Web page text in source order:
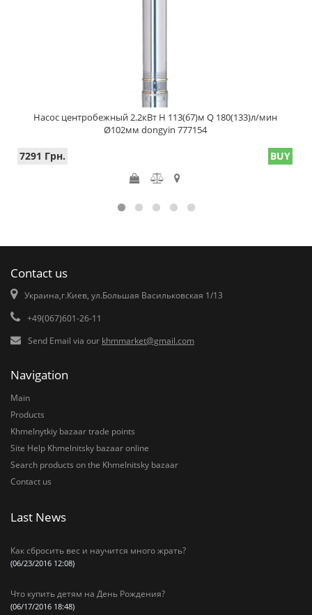
Насос центробежный 2.2кВт H 113(67)м Q 180(133)л/мин
Ø102мм dongyin 777154
7291 Грн. BUY
Contact us
Украина,г.Киев, ул.Большая Васильковская 1/13
+49(067)601-26-11
Send Email via our khmmarket@gmail.com
Navigation
Main
Products
Khmelnytkiy bazaar trade points
Site Help Khmelnitsky bazaar online
Search products on the Khmelnitsky bazaar
Contact us
Last News
Как сбросить вес и научится много жрать?
(06/23/2016 12:08)
Что купить детям на День Рождения?
(06/17/2016 18:48)